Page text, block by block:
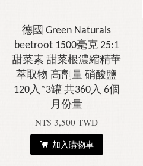
德國 Green Naturals
beetroot 1500毫克 25:1
甜菜素 甜菜根濃縮精華
萃取物 高劑量 硝酸鹽
120入*3罐 共360入 6個
月份量
NT$ 3,500 TWD
加入購物車